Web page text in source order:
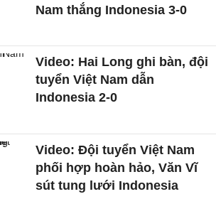
Nam thắng Indonesia 3-0
Video: Hai Long ghi bàn, đội
tuyển Việt Nam dẫn
Indonesia 2-0
Video: Đội tuyển Việt Nam
phối hợp hoàn hảo, Văn Vĩ
sút tung lưới Indonesia